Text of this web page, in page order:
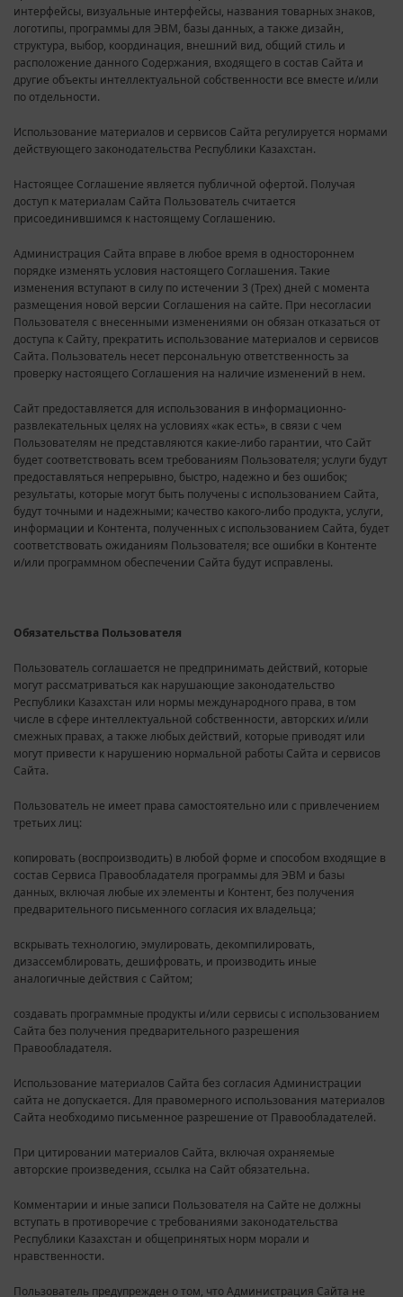
интерфейсы, визуальные интерфейсы, названия товарных знаков,
логотипы, программы для ЭВМ, базы данных, а также дизайн,
структура, выбор, координация, внешний вид, общий стиль и
расположение данного Содержания, входящего в состав Сайта и
другие объекты интеллектуальной собственности все вместе и/или
по отдельности.
Использование материалов и сервисов Сайта регулируется нормами
действующего законодательства Республики Казахстан.
Настоящее Соглашение является публичной офертой. Получая
доступ к материалам Сайта Пользователь считается
присоединившимся к настоящему Соглашению.
Администрация Сайта вправе в любое время в одностороннем
порядке изменять условия настоящего Соглашения. Такие
изменения вступают в силу по истечении 3 (Трех) дней с момента
размещения новой версии Соглашения на сайте. При несогласии
Пользователя с внесенными изменениями он обязан отказаться от
доступа к Сайту, прекратить использование материалов и сервисов
Сайта. Пользователь несет персональную ответственность за
проверку настоящего Соглашения на наличие изменений в нем.
Сайт предоставляется для использования в информационно-
развлекательных целях на условиях «как есть», в связи с чем
Пользователям не представляются какие-либо гарантии, что Сайт
будет соответствовать всем требованиям Пользователя; услуги будут
предоставляться непрерывно, быстро, надежно и без ошибок;
результаты, которые могут быть получены с использованием Сайта,
будут точными и надежными; качество какого-либо продукта, услуги,
информации и Контента, полученных с использованием Сайта, будет
соответствовать ожиданиям Пользователя; все ошибки в Контенте
и/или программном обеспечении Сайта будут исправлены.
Обязательства Пользователя
Пользователь соглашается не предпринимать действий, которые
могут рассматриваться как нарушающие законодательство
Республики Казахстан или нормы международного права, в том
числе в сфере интеллектуальной собственности, авторских и/или
смежных правах, а также любых действий, которые приводят или
могут привести к нарушению нормальной работы Сайта и сервисов
Сайта.
Пользователь не имеет права самостоятельно или с привлечением
третьих лиц:
копировать (воспроизводить) в любой форме и способом входящие в
состав Сервиса Правообладателя программы для ЭВМ и базы
данных, включая любые их элементы и Контент, без получения
предварительного письменного согласия их владельца;
вскрывать технологию, эмулировать, декомпилировать,
дизассемблировать, дешифровать, и производить иные
аналогичные действия с Сайтом;
создавать программные продукты и/или сервисы с использованием
Сайта без получения предварительного разрешения
Правообладателя.
Использование материалов Сайта без согласия Администрации
сайта не допускается. Для правомерного использования материалов
Сайта необходимо письменное разрешение от Правообладателей.
При цитировании материалов Сайта, включая охраняемые
авторские произведения, ссылка на Сайт обязательна.
Комментарии и иные записи Пользователя на Сайте не должны
вступать в противоречие с требованиями законодательства
Республики Казахстан и общепринятых норм морали и
нравственности.
Пользователь предупрежден о том, что Администрация Сайта не